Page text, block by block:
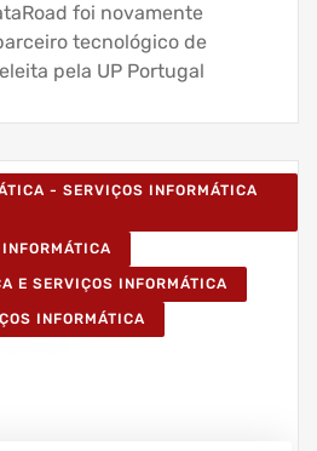
foi novamente
tecnológico de
pela UP Portugal
- SERVIÇOS INFORMÁTICA
E SERVIÇOS INFORMÁTICA
INFORMÁTICA